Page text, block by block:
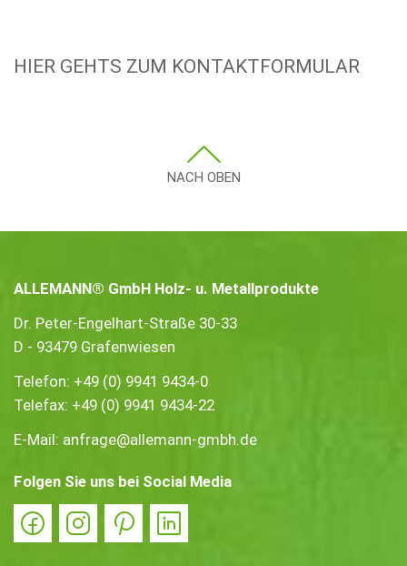
HIER GEHTS ZUM KONTAKTFORMULAR
NACH OBEN
ALLEMANN® GmbH Holz- u. Metallprodukte
Dr. Peter-Engelhart-Straße 30-33
D - 93479 Grafenwiesen
Telefon: +49 (0) 9941 9434-0
Telefax: +49 (0) 9941 9434-22
E-Mail: anfrage@allemann-gmbh.de
Folgen Sie uns bei Social Media